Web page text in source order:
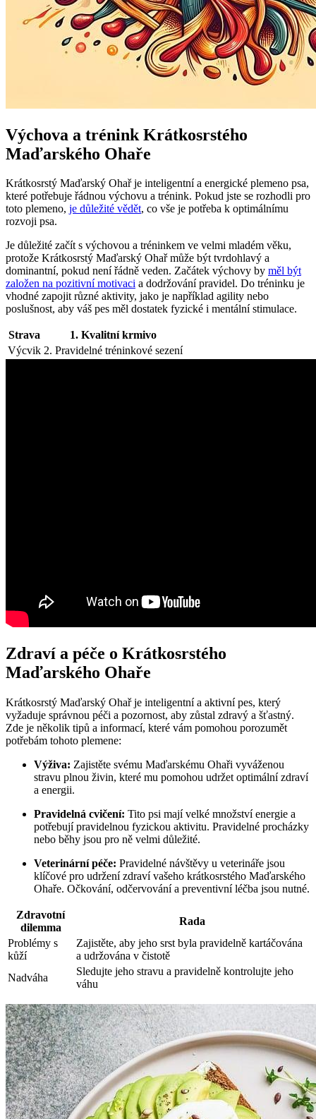
Výchova a trénink Krátkosrstého
Maďarského Ohaře
Krátkosrstý Maďarský Ohař je inteligentní a energické plemeno psa,
které potřebuje řádnou výchovu a trénink. Pokud jste se rozhodli pro
toto plemeno, je důležité vědět, co vše je potřeba k optimálnímu
rozvoji psa.
Je důležité začít s výchovou a tréninkem ve velmi mladém věku,
protože Krátkosrstý Maďarský Ohař může být tvrdohlavý a
dominantní, pokud není řádně veden. Začátek výchovy by měl být
založen na pozitivní motivaci a dodržování pravidel. Do tréninku je
vhodné zapojit různé aktivity, jako je například agility nebo
poslušnost, aby váš pes měl dostatek fyzické i mentální stimulace.
Strava
1. Kvalitní krmivo
Výcvik 2. Pravidelné tréninkové sezení
Zdraví a péče o Krátkosrstého
Maďarského Ohaře
Krátkosrstý Maďarský Ohař je inteligentní a aktivní pes, který
vyžaduje správnou péči a pozornost, aby zůstal zdravý a šťastný.
Zde je několik tipů a informací, které vám pomohou porozumět
potřebám tohoto plemene:
Výživa: Zajistěte svému Maďarskému Ohaři vyváženou
stravu plnou živin, které mu pomohou udržet optimální zdraví
a energii.
Pravidelná cvičení: Tito psi mají velké množství energie a
potřebují pravidelnou fyzickou aktivitu. Pravidelné procházky
nebo běhy jsou pro ně velmi důležité.
Veterinární péče: Pravidelné návštěvy u veterináře jsou
klíčové pro udržení zdraví vašeho krátkosrstého Maďarského
Ohaře. Očkování, odčervování a preventivní léčba jsou nutné.
Zdravotní
dilemma
Rada
Problémy s
kůží
Zajistěte, aby jeho srst byla pravidelně kartáčována
a udržována v čistotě
Nadváha
Sledujte jeho stravu a pravidelně kontrolujte jeho
váhu